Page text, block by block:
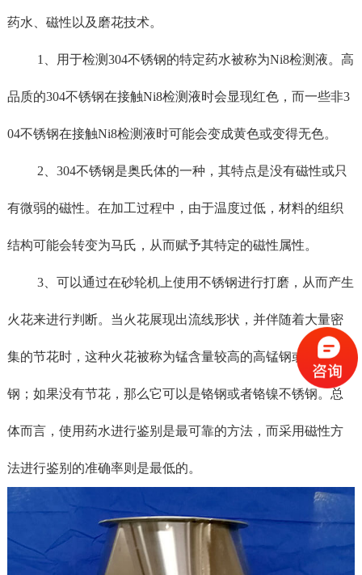
药水、磁性以及磨花技术。
1、 用于检测304不锈钢的特定药水被称为Ni8检测液。高
品质的304不锈钢在接触Ni8检测液时会显现红色，而一些非3
04不锈钢在接触Ni8检测液时可能会变成黄色或变得无色。
2、 304不锈钢是奥氏体的一种，其特点是没有磁性或只
有微弱的磁性。在加工过程中，由于温度过低，材料的组织
结构可能会转变为马氏，从而赋予其特定的磁性属性。
3、 可以通过在砂轮机上使用不锈钢进行打磨，从而产生
火花来进行判断。当火花展现出流线形状，并伴随着大量密
集的节花时，这种火花被称为锰含量较高的高锰钢或锰氮
钢；如果没有节花，那么它可以是铬钢或者铬镍不锈钢。总
体而言，使用药水进行鉴别是最可靠的方法，而采用磁性方
法进行鉴别的准确率则是最低的。